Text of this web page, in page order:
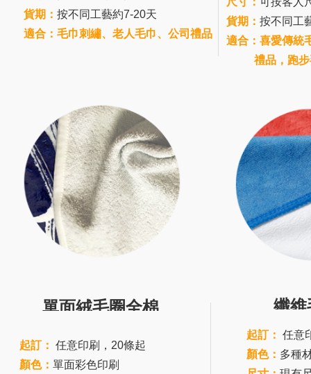
貨期： 按不同工藝約7-20天
適合：毛巾刺繡、老人毛巾、公司禮品
單面絨毛圈全棉
貨期： 按不同工
適合：喜愛傳統
禮品，跑步
纖維
起訂： 任意
顏色： 多種
起訂： 任意印刷，20條起
顏色： 單面彩色印刷